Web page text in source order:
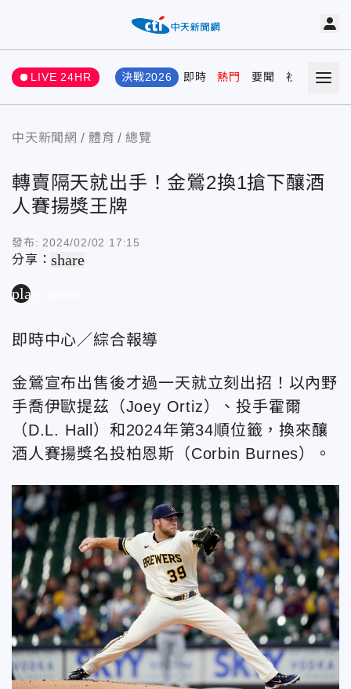
LIVE 24HR 決戰2026 即時 熱門 要聞 社會 娛樂
中天新聞網 體育 總覽
轉賣隔天就出手！金鶯2換1搶下釀酒
人賽揚獎王牌
發布: 2024/02/02 17:15
分享：share
play_arrow
即時中心／綜合報導
金鶯宣布出售後才過一天就立刻出招！以內野
手喬伊歐提茲（Joey Ortiz）、投手霍爾
（D.L. Hall）和2024年第34順位籤，換來釀
酒人賽揚獎名投柏恩斯（Corbin Burnes）。